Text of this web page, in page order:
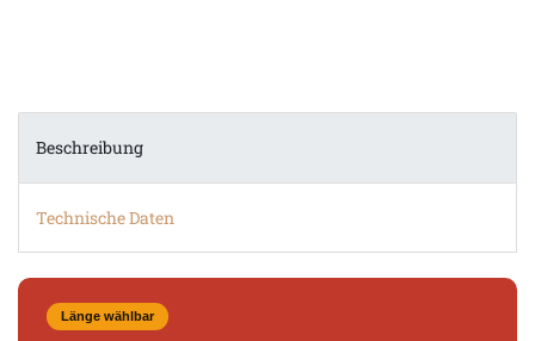
Beschreibung
Technische Daten
Länge wählbar